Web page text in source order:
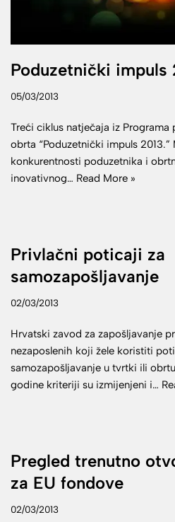
Poduzetnički impuls
05/03/2013
Treći ciklus natječaja iz
obrta “Poduzetnički impuls
konkurentnosti poduzetnika i
inovativnog… Read More »
Privlačni poticaji za
samozapošljavanje
02/03/2013
Hrvatski zavod za zapošljavanje
nezaposlenih koji žele koristiti
samozapošljavanje u tvrtki ili
godine kriteriji su izmijenjeni i…
Pregled trenutno
za EU fondove
02/03/2013